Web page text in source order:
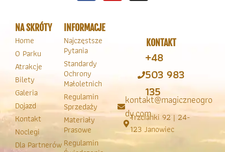
NA SKRÓTY
Home
O Parku
Atrakcje
Bilety
Galeria
Dojazd
Kontakt
Noclegi
Dla Partnerów
INFORMACJE
Najczęstsze
Pytania
Standardy
Ochrony
Małoletnich
Regulamin
Sprzedaży
Materiały
Prasowe
Regulamin
KONTAKT
+48
503 983
135
kontakt@magiczneogro
dy.com
Trzcianki 92 | 24-
123 Janowiec